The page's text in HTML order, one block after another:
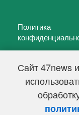
Сайт 47news
Политика
47 новостей (47
Свидетельство о
Федеральной
информационных